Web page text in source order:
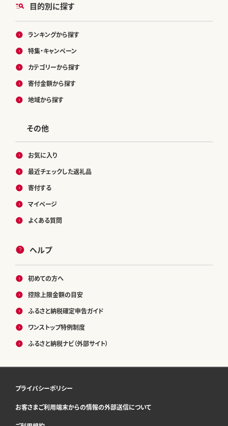
目的別に探す
ランキングから探す
特集・キャンペーン
カテゴリーから探す
寄付金額から探す
地域から探す
その他
お気に入り
最近チェックした返礼品
寄付する
マイページ
よくある質問
ヘルプ
初めての方へ
控除上限金額の目安
ふるさと納税確定申告ガイド
ワンストップ特例制度
ふるさと納税ナビ（外部サイト）
プライバシーポリシー
お客さまご利用端末からの情報の外部送信について